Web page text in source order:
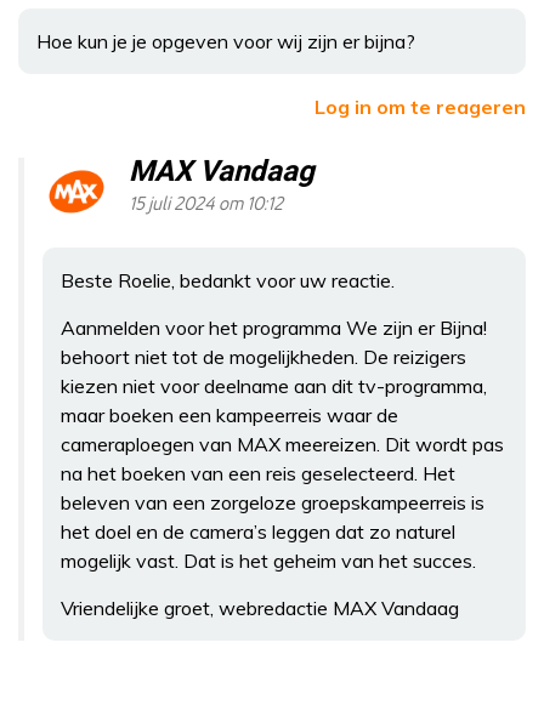
Hoe kun je je opgeven voor wij zijn er bijna?
Log in om te reageren
MAX Vandaag
15 juli 2024 om 10:12
Beste Roelie, bedankt voor uw reactie.
Aanmelden voor het programma We zijn er Bijna!
behoort niet tot de mogelijkheden. De reizigers
kiezen niet voor deelname aan dit tv-programma,
maar boeken een kampeerreis waar de
cameraploegen van MAX meereizen. Dit wordt pas
na het boeken van een reis geselecteerd. Het
beleven van een zorgeloze groepskampeerreis is
het doel en de camera’s leggen dat zo naturel
mogelijk vast. Dat is het geheim van het succes.
Vriendelijke groet, webredactie MAX Vandaag